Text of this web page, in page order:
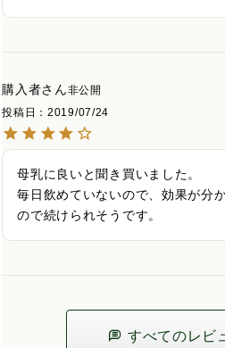
購入者
非公開
投稿日
2019/07/24
母乳に良いと聞き買いました。
毎日飲めていないので、効果が分
ので続けられそうです。
すべてのレビ